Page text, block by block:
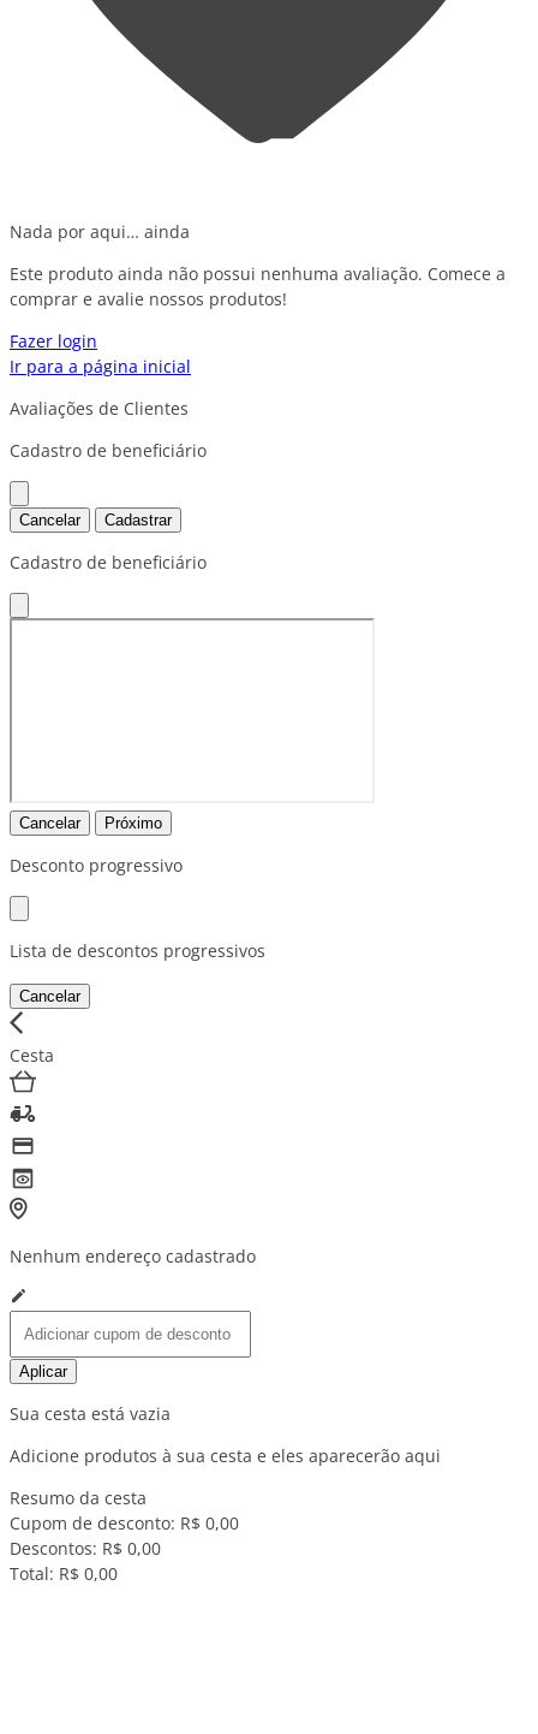
Nada por aqui… ainda
Este produto ainda não possui nenhuma avaliação. Comece a
comprar e avalie nossos produtos!
Fazer login
Ir para a página inicial
Avaliações de Clientes
Cadastro de beneficiário
Cancelar Cadastrar
Cadastro de beneficiário
Cancelar Próximo
Desconto progressivo
Lista de descontos progressivos
Cancelar
Cesta
Nenhum endereço cadastrado
Aplicar
Sua cesta está vazia
Adicione produtos à sua cesta e eles aparecerão aqui
Resumo da cesta
Cupom de desconto: R$ 0,00
Descontos: R$ 0,00
Total: R$ 0,00